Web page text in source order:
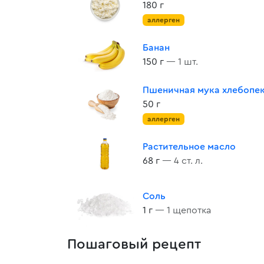
180 г
аллерген
Банан
150 г — 1 шт.
Пшеничная мука
50 г
аллерген
Растительное масло
68 г — 4 ст. л.
Соль
1 г — 1 щепотка
Пошаговый рецепт